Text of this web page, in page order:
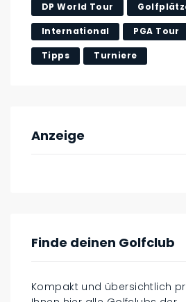
DP World Tour
International PGA Tour
Tipps Turniere
Anzeige
Finde deinen Golfclub
Kompakt und übersichtlich